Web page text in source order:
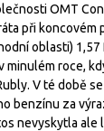
OMT
při koncovém
oblasti) 1,57
minulém roce,
V té době
benzínu za
nevyskytla ale